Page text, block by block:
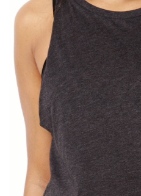
Promotie materiaal
Salon kleding
Vraag hier om een vrijblijvend
adviesgesprek met ons!
Trainingen
Suntana